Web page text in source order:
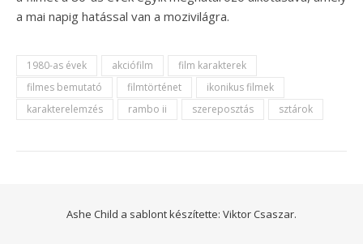
a mai napig hatással van a mozivilágra.
1980-as évek akciófilm
film karakterek
filmes bemutató
filmtörténet
ikonikus filmek
karakterelemzés
rambo ii szereposztás sztárok
Ashe Child a sablont készítette: Viktor Csaszar.